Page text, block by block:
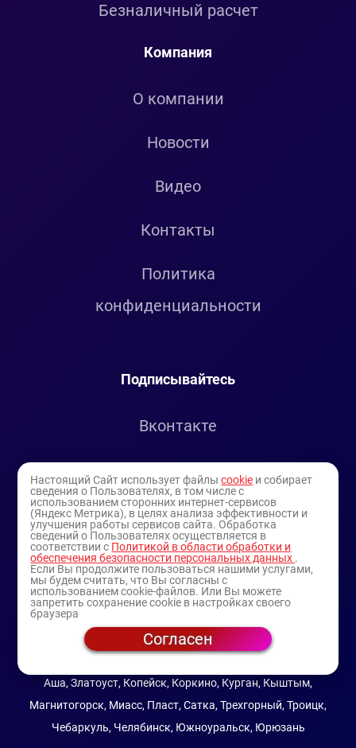
Безналичный расчет
Компания
О компании
Новости
Видео
Контакты
Политика
конфиденциальности
Подписывайтесь
Вконтакте
Youtube
© 1994-2025
— торговая витрина ИП Булатов В.А.
Аша, Златоуст, Копейск, Коркино, Курган, Кыштым,
Магнитогорск, Миасс, Пласт, Сатка, Трехгорный, Троицк,
Чебаркуль, Челябинск, Южноуральск, Юрюзань
Настоящий Сайт использует файлыcookie и собирает
сведения о Пользователях, в том числе с
использованием сторонних интернет-сервисов
(Яндекс Метрика), в целях анализа эффективности и
улучшения работы сервисов сайта. Обработка
сведений о Пользователях осуществляется в
соответствии с Политикой в области обработки и
обеспечения безопасности персональных данных .
Если Вы продолжите пользоваться нашими услугами,
мы будем считать, что Вы согласны с
использованием cookie-файлов. Или Вы можете
запретить сохранение cookie в настройках своего
браузера
Согласен